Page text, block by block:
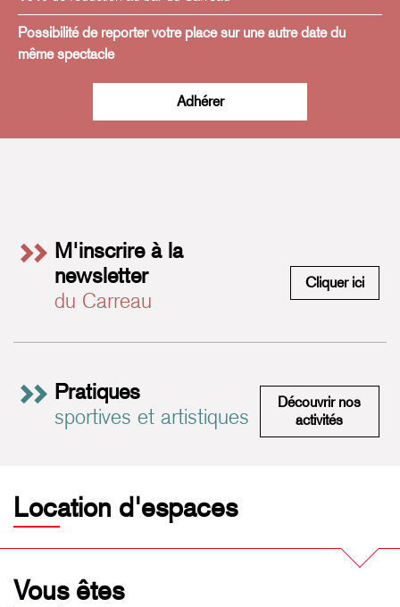
Possibilité de reporter votre place sur une autre date du
même spectacle
Adhérer
M'inscrire à la
newsletter
du Carreau
Cliquer ici
Pratiques
sportives et artistiques
Découvrir nos
activités
Location d'espaces
Vous êtes